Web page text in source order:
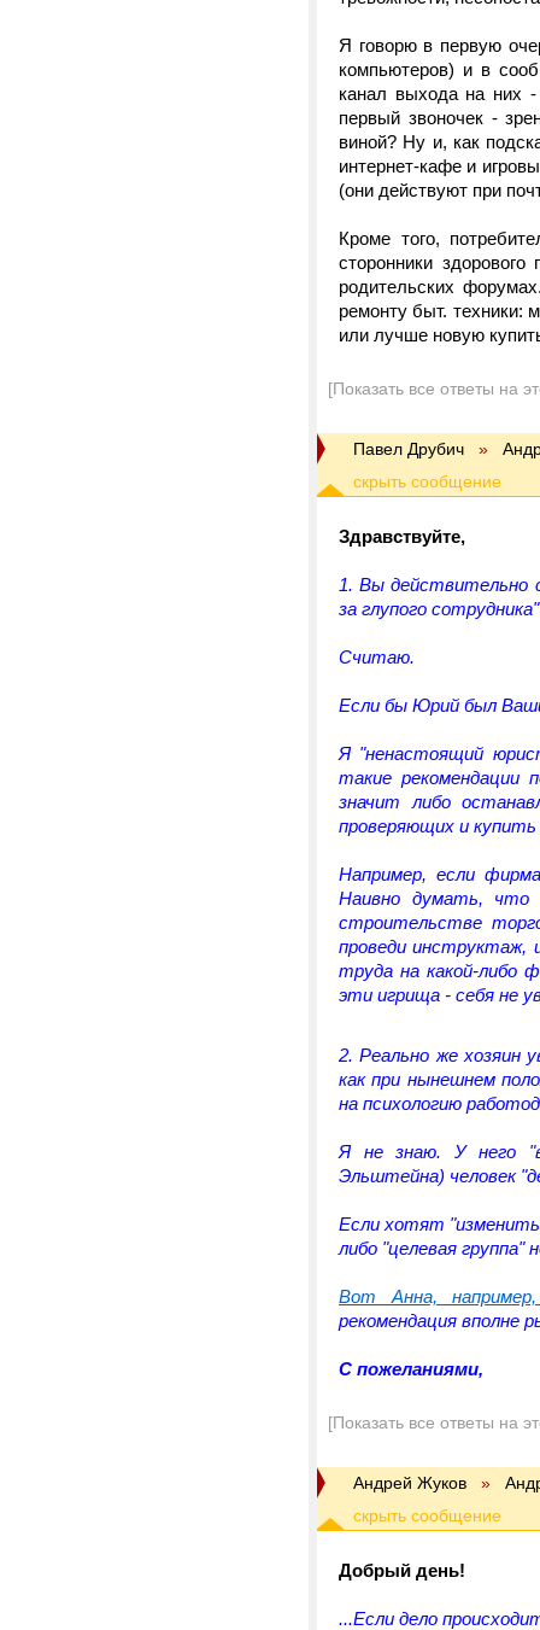
Я говорю в первую
компьютеров) и в
канал выхода на них -
первый звоночек -
виной? Ну и, как
интернет-кафе и
(они действуют при
Кроме того,
сторонники
родительских
ремонту быт. техники:
или лучше новую
[Показать все ответы на
Павел Друбич »
Здравствуйте,
1. Вы действительно
за глупого
Считаю.
Если бы Юрий был
Я "ненастоящий
такие рекомендации
значит либо
проверяющих и купить
Например, если
Наивно думать, что
строительстве
проведи инструктаж,
труда на какой-либо
эти игрища - себя не
2. Реально же хозяин
как при нынешнем
на психологию
Я не знаю. У него "в
Эльштейна) человек
Если хотят "изменить
либо "целевая группа"
Вот Анна,
рекомендация вполне
С пожеланиями,
[Показать все ответы на
Андрей Жуков »
Добрый день!
...Если дело